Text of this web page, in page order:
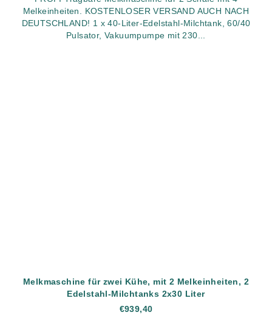
Melkeinheiten. KOSTENLOSER VERSAND AUCH NACH
DEUTSCHLAND! 1 x 40-Liter-Edelstahl-Milchtank, 60/40
Pulsator, Vakuumpumpe mit 230...
Melkmaschine für zwei Kühe, mit 2 Melkeinheiten, 2
Edelstahl-Milchtanks 2x30 Liter
€939,40